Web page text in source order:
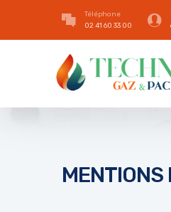
Téléphone
02 41 60 33 00
MENTIONS